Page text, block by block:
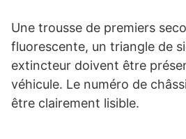
Une trousse de premiers
fluorescente, un triangle de
extincteur doivent être
véhicule. Le numéro de
être clairement lisible.